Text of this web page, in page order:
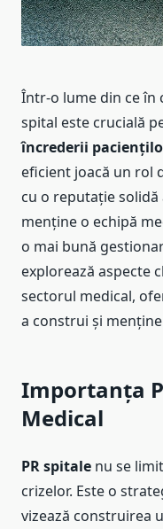
Într-o lume din ce în
spital este crucială
încrederii
eficient joacă un rol
cu o reputație
menține o echipă
o mai bună
explorează aspecte
sectorul medical,
a construi și
Importanța
Medical
PR spitale nu se
crizelor. Este o
vizează construirea